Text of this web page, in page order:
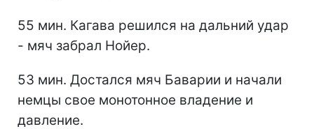
55 мин. Кагава решился на дальний удар
- мяч забрал Нойер.
53 мин. Достался мяч Баварии и начали
немцы свое монотонное владение и
давление.